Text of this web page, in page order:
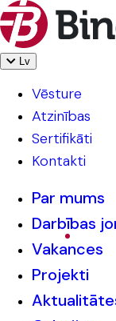
Lv
Vēsture
Atzinības
Sertifikāti
Kontakti
Par mums
Darbības
Vakances
Projekti